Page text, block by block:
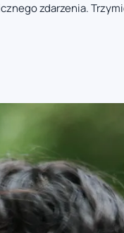
zdarzenia.